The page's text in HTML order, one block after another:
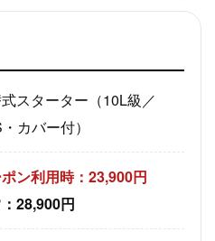
スターター（10L級／
カバー付）
ン利用時：23,900円
28,900円